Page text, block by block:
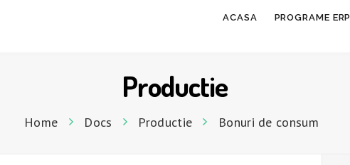
ACASA PROGRAME ERP
Productie
Home Docs Productie Bonuri de consum